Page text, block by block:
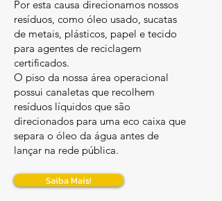
Por esta causa direcionamos nossos
resíduos, como óleo usado, sucatas
de metais, plásticos, papel e tecido
para agentes de reciclagem
certificados.
O piso da nossa área operacional
possui canaletas que recolhem
resíduos líquidos que são
direcionados para uma eco caixa que
separa o óleo da água antes de
lançar na rede pública.
Saiba Mais!